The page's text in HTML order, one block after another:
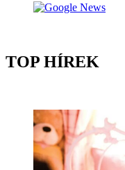
TOP HÍREK